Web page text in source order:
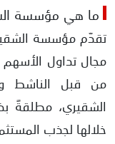
ما هي مؤسسة
تقدّم مؤسسة
مجال تداول الأسهم
من قبل الناشط
الشقيري، مطلقةً
خلالها لجذب